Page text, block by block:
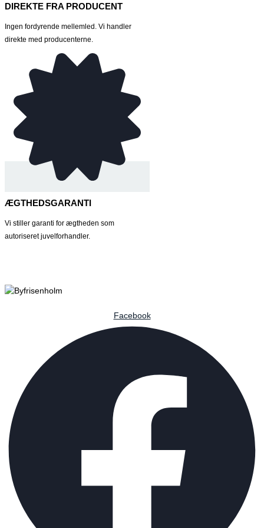
DIREKTE FRA PRODUCENT
Ingen fordyrende mellemled. Vi handler
direkte med producenterne.
ÆGTHEDSGARANTI
Vi stiller garanti for ægtheden som
autoriseret juvelforhandler.
Facebook